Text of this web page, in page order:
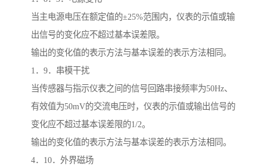
当主电源电压在额定值的±25%范围内，仪表的示值或输
出信号的变化应不超过基本误差限。
输出的变化值的表示方法与基本误差的表示方法相同。
1．9．串模干扰
当传感器与指示仪表之间的信号回路串接频率为50Hz、
有效值为50mV的交流电压时，仪表的示值或输出信号的
变化应不超过基本误差限的1/2。
输出的变化值的表示方法与基本误差的表示方法相同。
4．10．外界磁场